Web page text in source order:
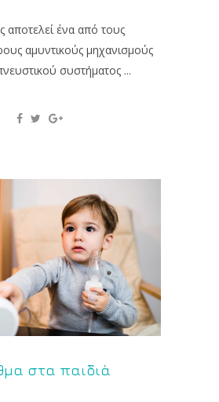
αποτελεί ένα από τους
αμυντικούς μηχανισμούς
συστήματος ...
στα παιδιά